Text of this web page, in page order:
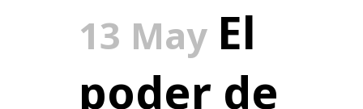
13 May El
poder de